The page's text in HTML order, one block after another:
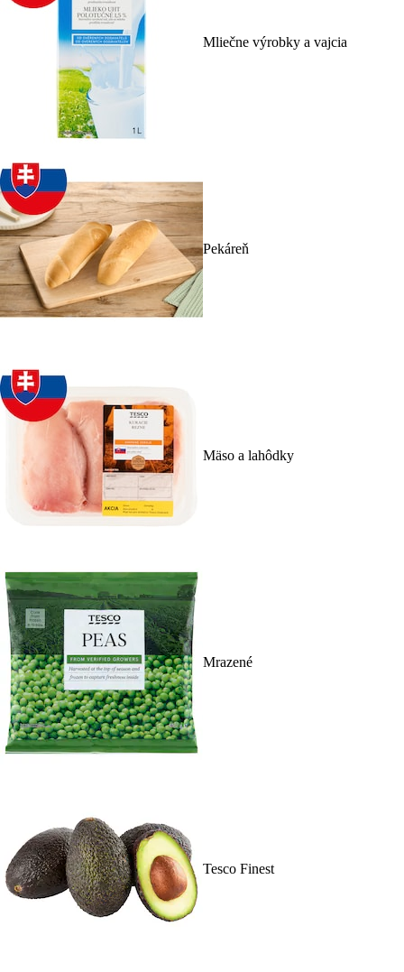
Mliečne výrobky a vajcia
Pekáreň
Mäso a lahôdky
Mrazené
Tesco Finest